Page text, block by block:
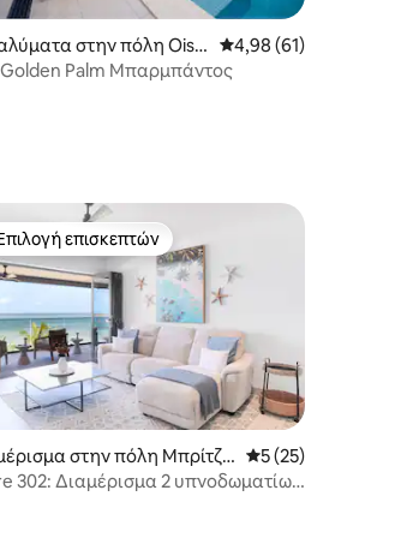
5 στα 5, 18 κριτικές
στην πόλη Oisti
Μέση βαθμολογία:
4,98 (61)
Palm Μπαρμπάντος
4,97 στα 5, 67 κριτικές
επιλογή επισκεπτών
επισκεπτών
στην πόλη Μπρίτζτ
Μέση βαθμολογία:
5 (25)
302: Διαμέρισμα 2 υπνοδωματίων